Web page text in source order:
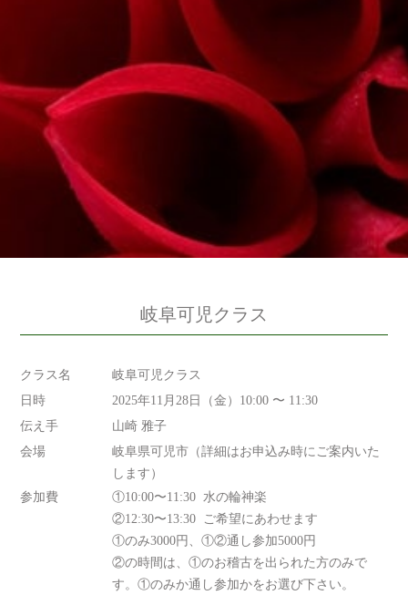
岐阜可児クラス
クラス名
岐阜可児クラス
日時
2025年11月28日（金）10:00 〜 11:30
伝え手
山崎 雅子
会場
岐阜県可児市（詳細はお申込み時にご案内いた
します）
参加費
①10:00〜11:30 水の輪神楽
②12:30〜13:30 ご希望にあわせます
①のみ3000円、①②通し参加5000円
②の時間は、①のお稽古を出られた方のみで
す。①のみか通し参加かをお選び下さい。